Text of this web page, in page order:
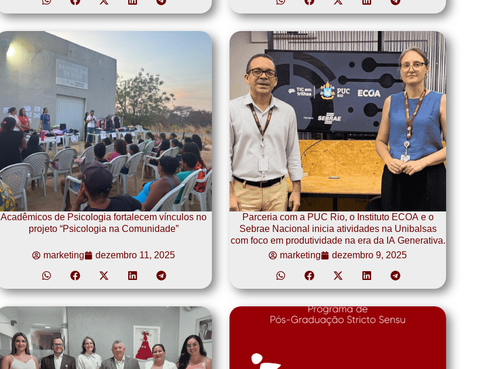
Acadêmicos de Psicologia fortalecem vínculos no
projeto “Psicologia na Comunidade”
marketing dezembro 11, 2025
Parceria com a PUC Rio, o Instituto ECOA e o
Sebrae Nacional inicia atividades na Unibalsas
com foco em produtividade na era da IA Generativa.
marketing
dezembro 9, 2025